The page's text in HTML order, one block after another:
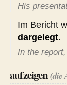
His
Im Bericht
dargelegt.
In the
aufzeigen (die